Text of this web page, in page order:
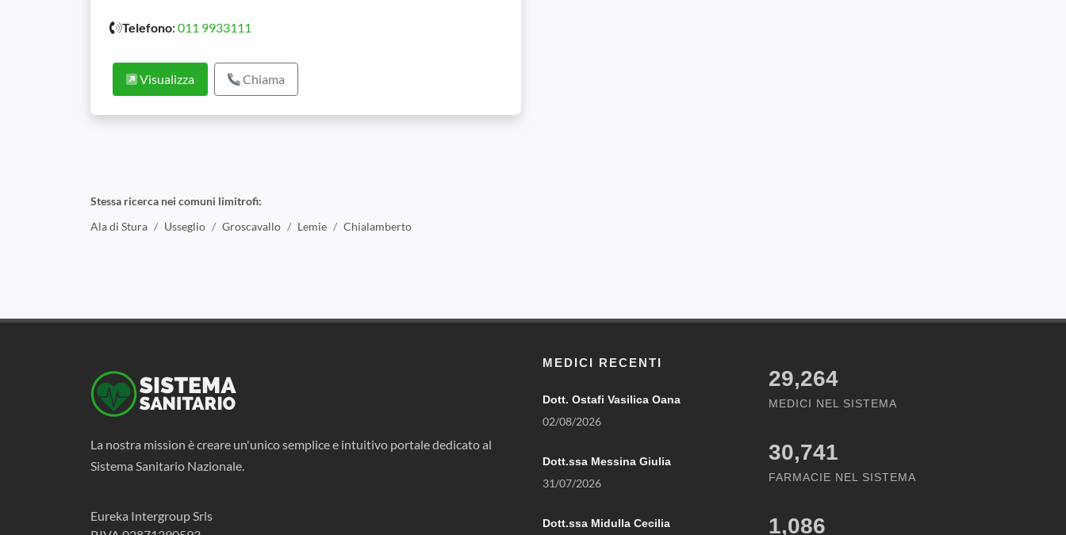
Telefono: 011 9933111
Visualizza Chiama
Stessa ricerca nei comuni limitrofi:
Ala di Stura
Usseglio Groscavallo Lemie Chialamberto
La nostra mission è creare un'unico semplice e intuitivo portale dedicato al
Sistema Sanitario Nazionale.
Eureka Intergroup Srls
MEDICI RECENTI
Dott. Ostafi Vasilica Oana
02/08/2026
Dott.ssa Messina Giulia
31/07/2026
Dott.ssa Midulla Cecilia
29,264
MEDICI NEL SISTEMA
30,741
FARMACIE NEL SISTEMA
1,086